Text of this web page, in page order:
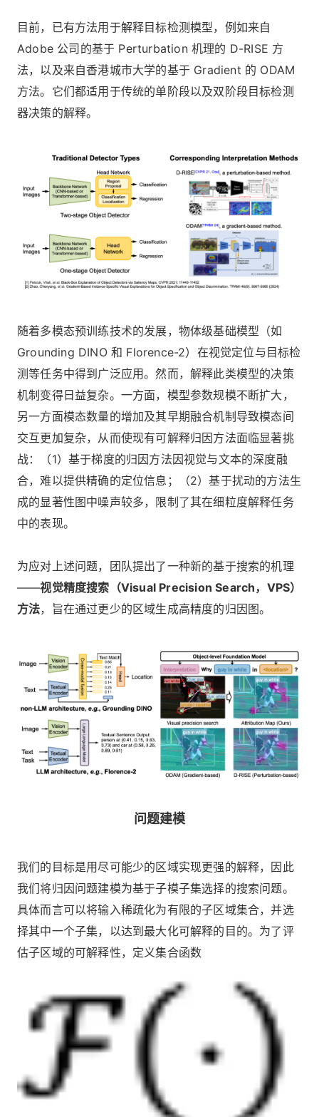
目前，已有方法用于解释目标检测模型，例如来自
Adobe 公司的基于 Perturbation 机理的 D-RISE 方
法，以及来自香港城市大学的基于 Gradient 的 ODAM
方法。它们都适用于传统的单阶段以及双阶段目标检测
器决策的解释。
随着多模态预训练技术的发展，物体级基础模型（如
Grounding DINO 和 Florence-2）在视觉定位与目标检
测等任务中得到广泛应用。然而，解释此类模型的决策
机制变得日益复杂。一方面，模型参数规模不断扩大，
另一方面模态数量的增加及其早期融合机制导致模态间
交互更加复杂，从而使现有可解释归因方法面临显著挑
战：（1）基于梯度的归因方法因视觉与文本的深度融
合，难以提供精确的定位信息；（2）基于扰动的方法生
成的显著性图中噪声较多，限制了其在细粒度解释任务
中的表现。
为应对上述问题，团队提出了一种新的基于搜索的机理
——视觉精度搜索（Visual Precision Search，VPS）
方法，旨在通过更少的区域生成高精度的归因图。
问题建模
我们的目标是用尽可能少的区域实现更强的解释，因此
我们将归因问题建模为基于子模子集选择的搜索问题。
具体而言可以将输入稀疏化为有限的子区域集合，并选
择其中一个子集，以达到最大化可解释的目的。为了评
估子区域的可解释性，定义集合函数